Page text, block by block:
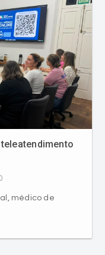
médico de